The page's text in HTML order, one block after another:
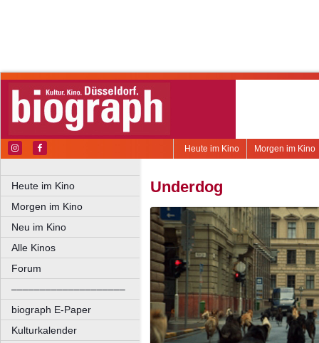
Morgen im Kino
Heute im Kino
Heute im Kino
Morgen im Kino
Neu im Kino
Alle Kinos
Forum
––––––––––––––––––––
biograph E-Paper
Kulturkalender
Underdog